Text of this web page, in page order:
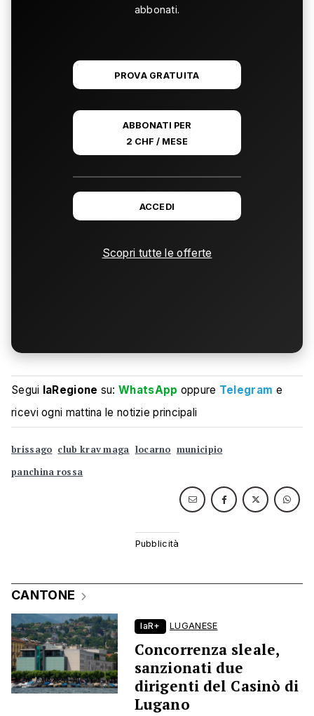
abbonati.
PROVA GRATUITA
ABBONATI PER
2 CHF / MESE
ACCEDI
Scopri tutte le offerte
Segui laRegione su:WhatsApp oppure Telegram e
ricevi ogni mattina le notizie principali
brissago club krav maga locarno municipio
panchina rossa
CANTONE
laR+ LUGANESE
Concorrenza sleale,
sanzionati due
dirigenti del Casinò di
Lugano